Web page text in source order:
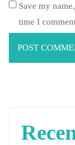
Save my
time I